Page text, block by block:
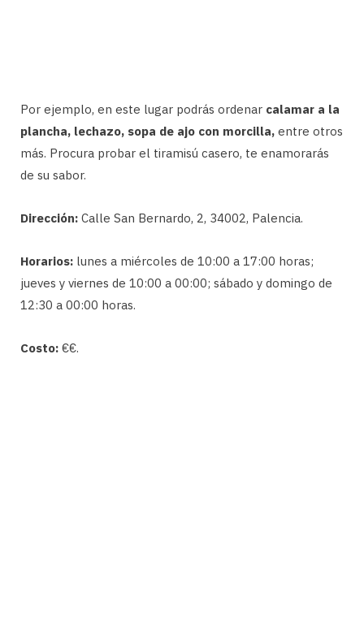
Por ejemplo, en este lugar podrás ordenar calamar a la
plancha, lechazo, sopa de ajo con morcilla, entre otros
más. Procura probar el tiramisú casero, te enamorarás
de su sabor.
Dirección: Calle San Bernardo, 2, 34002, Palencia.
Horarios: lunes a miércoles de 10:00 a 17:00 horas;
jueves y viernes de 10:00 a 00:00; sábado y domingo de
12:30 a 00:00 horas.
Costo: €€.